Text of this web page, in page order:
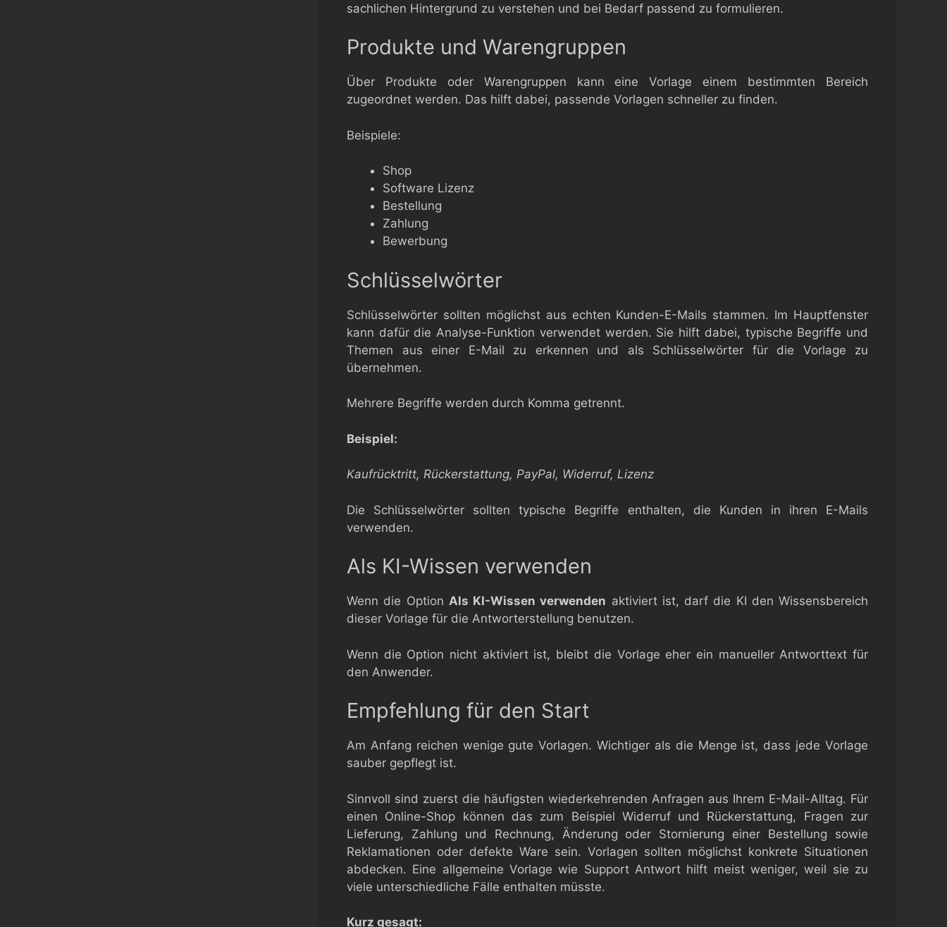
sachlichen Hintergrund zu verstehen und bei Bedarf passend zu formulieren.
Produkte und Warengruppen
Über Produkte oder Warengruppen kann eine Vorlage einem bestimmten Bereich
zugeordnet werden. Das hilft dabei, passende Vorlagen schneller zu finden.
Beispiele:
Shop
Software Lizenz
Bestellung
Zahlung
Bewerbung
Schlüsselwörter
Schlüsselwörter sollten möglichst aus echten Kunden-E-Mails stammen. Im Hauptfenster
kann dafür die Analyse-Funktion verwendet werden. Sie hilft dabei, typische Begriffe und
Themen aus einer E-Mail zu erkennen und als Schlüsselwörter für die Vorlage zu
übernehmen.
Mehrere Begriffe werden durch Komma getrennt.
Beispiel:
Kaufrücktritt, Rückerstattung, PayPal, Widerruf, Lizenz
Die Schlüsselwörter sollten typische Begriffe enthalten, die Kunden in ihren E-Mails
verwenden.
Als KI-Wissen verwenden
Wenn die Option Als KI-Wissen verwenden aktiviert ist, darf die KI den Wissensbereich
dieser Vorlage für die Antworterstellung benutzen.
Wenn die Option nicht aktiviert ist, bleibt die Vorlage eher ein manueller Antworttext für
den Anwender.
Empfehlung für den Start
Am Anfang reichen wenige gute Vorlagen. Wichtiger als die Menge ist, dass jede Vorlage
sauber gepflegt ist.
Sinnvoll sind zuerst die häufigsten wiederkehrenden Anfragen aus Ihrem E-Mail-Alltag. Für
einen Online-Shop können das zum Beispiel Widerruf und Rückerstattung, Fragen zur
Lieferung, Zahlung und Rechnung, Änderung oder Stornierung einer Bestellung sowie
Reklamationen oder defekte Ware sein. Vorlagen sollten möglichst konkrete Situationen
abdecken. Eine allgemeine Vorlage wie Support Antwort hilft meist weniger, weil sie zu
viele unterschiedliche Fälle enthalten müsste.
Kurz gesagt: